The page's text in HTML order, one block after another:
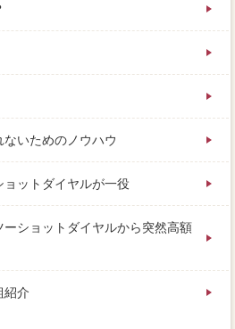
いためのノウハウ
ョットダイヤルが一役
ーショットダイヤルから突然高額
紹介